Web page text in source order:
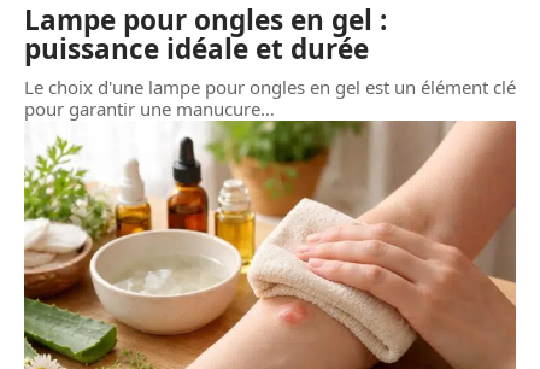
Lampe pour ongles en gel :
puissance idéale et durée
Le choix d'une lampe pour ongles en gel est un élément clé
pour garantir une manucure…